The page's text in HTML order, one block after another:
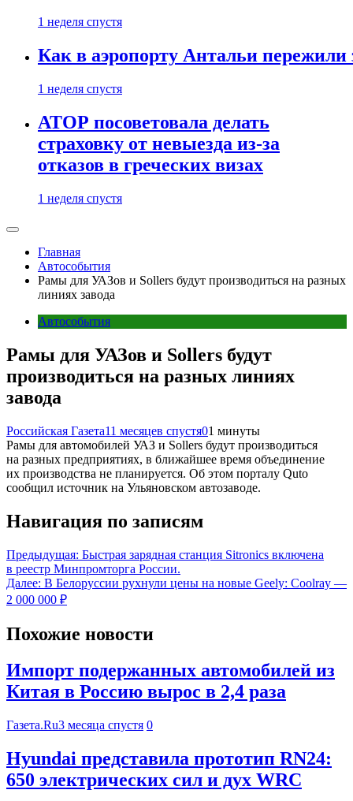
1 неделя спустя
Как в аэропорту Антальи
1 неделя спустя
АТОР посоветовала делать
страховку от невыезда из-за
отказов в греческих визах
1 неделя спустя
Главная
Автособытия
Рамы для УАЗов и Sollers будут производиться на разных
линиях завода
Автособытия
Рамы для УАЗов и Sollers будут
производиться на разных линиях
завода
Российская Газета11 месяцев спустя01 минуты
Рамы для автомобилей УАЗ и Sollers будут производиться
на разных предприятиях, в ближайшее время объединение
их производства не планируется. Об этом порталу Quto
сообщил источник на Ульяновском автозаводе.
Навигация по записям
Предыдущая: Быстрая зарядная станция Sitronics включена
в реестр Минпромторга России.
Далее: В Белоруссии рухнули цены на новые Geely: Coolray —
2 000 000 ₽
Похожие новости
Импорт подержанных автомобилей из
Китая в Россию вырос в 2,4 раза
Газета.Ru3 месяца спустя 0
Hyundai представила прототип RN24:
650 электрических сил и дух WRC